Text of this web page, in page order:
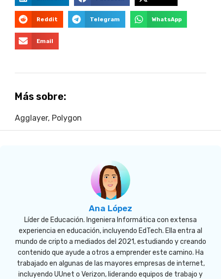
Reddit Telegram WhatsApp
Email
Más sobre:
Agglayer, Polygon
Ana López
Líder de Educación. Ingeniera Informática con extensa
experiencia en educación, incluyendo EdTech. Ella entra al
mundo de cripto a mediados del 2021, estudiando y creando
contenido que ayude a otros a emprender este camino. Ha
trabajado en algunas de las mayores empresas de internet,
incluyendo UUnet o Verizon, liderando equipos de trabajo y